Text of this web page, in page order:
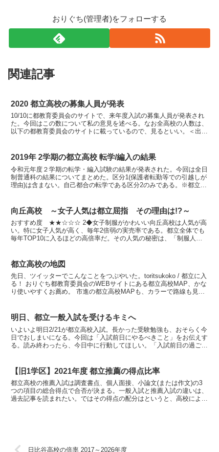
おりぐち(管理者)をフォローする
関連記事
2020 都立高校の募集人員が発表
10/10に都教育委員会のサイトで、来年度入試の募集人員が発表され
た。今回はこの数について私の意見を述べる。なお全高校の人数は、
以下の都教育委員会のサイトに載っているので、見るといい。＜出
2019年 2学期の都立高校 転学/編入の結果
令和元年度２学期の転学・編入試験の結果が発表された。今回は全日
制普通科の結果についてまとめた。区分1(保護者転勤等での引越しが
理由)は含まない。自己都合の転学である区分2のみである。※都立高
向丘高校 ～女子人気は都立屈指 その理由は!?～
​おすすめ度 ★★☆☆☆ 2◆女子制服がかわいい向丘高校は人気が高
い。特に女子人気が高く、毎年2倍弱の実売率である。都立全体でも
毎年TOP10に入るほどの高倍率だ。その人気の秘密は、「制服人
都立高校の地図
先日、ツイッターでこんなことをつぶやいた。toritsukoko / 都立に入
る！ おりぐち都教育委員会のWEBサイトにある都立高校MAP、かな
り使いやすくお薦め。 市進の都立高校MAPも、カラーで路線も見や
明日、都立一般入試を受けるキミへ
いよいよ明日2/21が都立高校入試。長かった受験勉強も、おそらく今
日でおしまいになる。今回は「入試前日にやるべきこと」をお伝えす
る。読み終わったら、今日中に行動してほしい。「入試前日の過ごし
【旧1学区】2021年度 都立推薦の得点比率
都立高校の推薦入試は調査書点、個人面接、小論文(または作文)の3
つの項目の総合得点で合否が決まる。一般入試と推薦入試の違いは、
過去記事を読まれたい。ではその得点の配分はというと、高校によっ
日比谷高校の倍率 2017～2026年度